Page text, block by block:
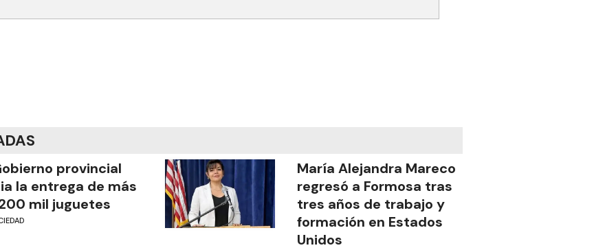
provincial
la entrega de más
mil juguetes
María Alejandra Mareco
regresó a Formosa tras
tres años de trabajo y
formación en Estados
Unidos